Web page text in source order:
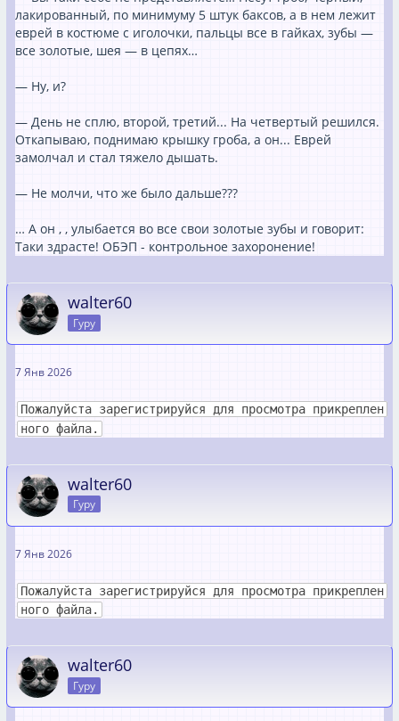
лакированный, по минимуму 5 штук баксов, а в нем лежит
еврей в костюме с иголочки, пальцы все в гайках, зубы —
все золотые, шея — в цепях…
— Ну, и?
— День не сплю, второй, третий... На четвертый решился.
Откапываю, поднимаю крышку гроба, а он... Еврей
замолчал и стал тяжело дышать.
— Не молчи, что же было дальше???
… А он , , улыбается во все свои золотые зубы и говорит:
Таки здрасте! ОБЭП - контрольное захоронение!
walter60
Гуру
7 Янв 2026
Пожалуйста зарегистрируйся для просмотра прикреплен
ного файла.
walter60
Гуру
7 Янв 2026
Пожалуйста зарегистрируйся для просмотра прикреплен
ного файла.
walter60
Гуру